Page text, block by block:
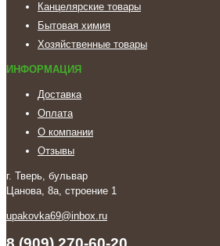
Канцелярские товары
Бытовая химия
Хозяйственные товары
ИНФОРМАЦИЯ
Доставка
Оплата
О компании
Отзывы
г. Тверь, бульвар
Цанова, 8а, строение 1
upakovka69@inbox.ru